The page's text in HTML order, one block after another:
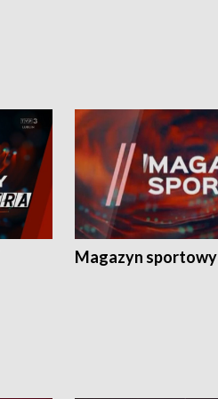
Magazyn sportowy